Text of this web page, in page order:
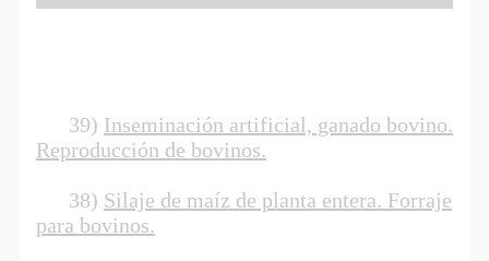
39) Inseminación artificial, ganado bovino.
Reproducción de bovinos.
38) Silaje de maíz de planta entera. Forraje
para bovinos.